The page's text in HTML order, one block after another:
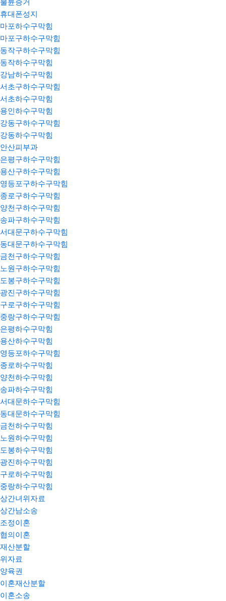
불륜증거
휴대폰성지
마포하수구막힘
마포구하수구막힘
동작구하수구막힘
동작하수구막힘
강남하수구막힘
서초구하수구막힘
서초하수구막힘
용인하수구막힘
강동구하수구막힘
강동하수구막힘
안산피부과
은평구하수구막힘
용산구하수구막힘
영등포구하수구막힘
종로구하수구막힘
양천구하수구막힘
송파구하수구막힘
서대문구하수구막힘
동대문구하수구막힘
금천구하수구막힘
노원구하수구막힘
도봉구하수구막힘
광진구하수구막힘
구로구하수구막힘
중랑구하수구막힘
은평하수구막힘
용산하수구막힘
영등포하수구막힘
종로하수구막힘
양천하수구막힘
송파하수구막힘
서대문하수구막힘
동대문하수구막힘
금천하수구막힘
노원하수구막힘
도봉하수구막힘
광진하수구막힘
구로하수구막힘
중랑하수구막힘
상간녀위자료
상간남소송
조정이혼
협의이혼
재산분할
위자료
양육권
이혼재산분할
이혼소송